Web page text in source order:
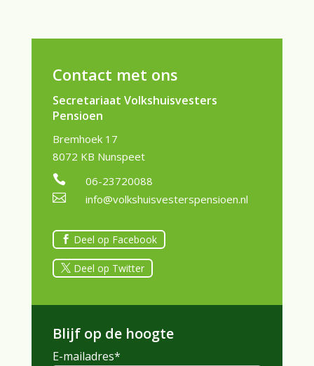
Contact met ons
Secretariaat Volkshuisvesters
Pensioen
Bremhoek 17
8072 KB Nunspeet
 06-23720088
 info@volkshuisvesterspensioen.nl
Deel op Facebook
Deel op Twitter
Blijf op de hoogte
E-mailadres*